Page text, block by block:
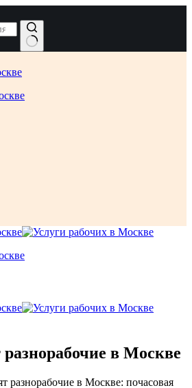
в Москве
разнорабочие в Москве: почасовая